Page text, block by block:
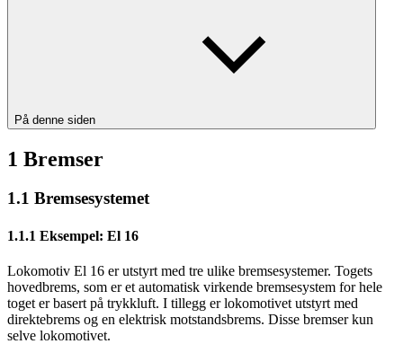
På denne siden
1 Bremser
1.1 Bremsesystemet
1.1.1 Eksempel: El 16
Lokomotiv El 16 er utstyrt med tre ulike bremsesystemer. Togets
hovedbrems, som er et automatisk virkende bremsesystem for hele
toget er basert på trykkluft. I tillegg er lokomotivet utstyrt med
direktebrems og en elektrisk motstandsbrems. Disse bremser kun
selve lokomotivet.